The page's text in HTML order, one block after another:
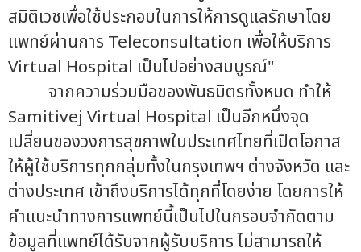
สมิติเวชเพื่อใช้ประกอบในการให้การดูแลรักษาโดย
แพทย์ผ่านการ Teleconsultation เพื่อให้บริการ
Virtual Hospital เป็นไปอย่างสมบูรณ์"
จากความร่วมมือของพันธมิตรทั้งหมด ทำให้
Samitivej Virtual Hospital เป็นอีกหนึ่งจุด
เปลี่ยนของวงการสุขภาพในประเทศไทยที่เปิดโอกาส
ให้ผู้ใช้บริการทุกกลุ่มทั้งในกรุงเทพฯ ต่างจังหวัด และ
ต่างประเทศ เข้าถึงบริการได้ทุกที่โดยง่าย โดยการให้
คำแนะนำทางการแพทย์นี้เป็นไปในกรอบจำกัดตาม
ข้อมูลที่แพทย์ได้รับจากผู้รับบริการ ไม่สามารถให้